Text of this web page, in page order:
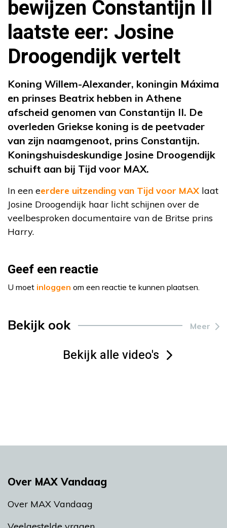
bewijzen Constantijn II
laatste eer: Josine
Droogendijk vertelt
Koning Willem-Alexander, koningin Máxima
en prinses Beatrix hebben in Athene
afscheid genomen van Constantijn II. De
overleden Griekse koning is de peetvader
van zijn naamgenoot, prins Constantijn.
Koningshuisdeskundige Josine Droogendijk
schuift aan bij Tijd voor MAX.
In een eerdere uitzending van Tijd voor MAX laat
Josine Droogendijk haar licht schijnen over de
veelbesproken documentaire van de Britse prins
Harry.
Geef een reactie
U moet inloggen om een reactie te kunnen plaatsen.
Bekijk ook Meer
Bekijk alle video's
Over MAX Vandaag
Over MAX Vandaag